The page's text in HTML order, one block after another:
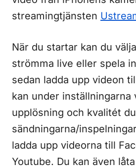
streamingtjänsten
När du startar kan du
strömma live eller spela
sedan ladda upp videon
kan under inställningarna
upplösning och kvalitét
sändningarna/
ladda upp videorna till
Youtube. Du kan även